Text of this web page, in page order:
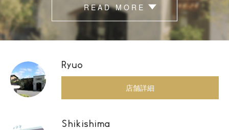
READ MORE
Ryuo
店舗詳細
Shikishima